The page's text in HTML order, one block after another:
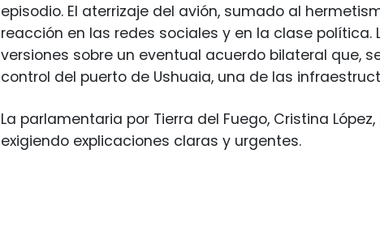
episodio. El aterrizaje del avión, sumado al
reacción en las redes sociales y en la clase política.
versiones sobre un eventual acuerdo bilateral que,
control del puerto de Ushuaia, una de las
La parlamentaria por Tierra del Fuego, Cristina
exigiendo explicaciones claras y urgentes.